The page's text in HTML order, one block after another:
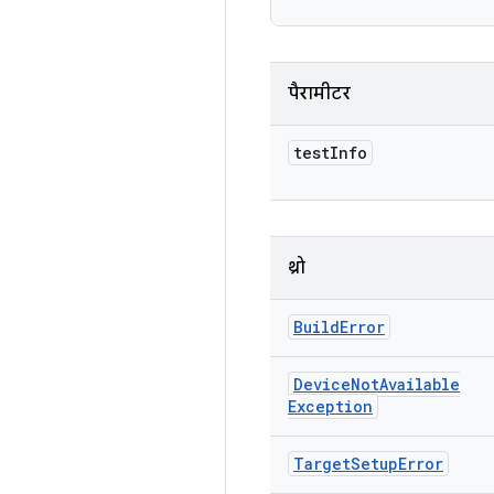
पैरामीटर
testInfo
थ्रो
BuildError
DeviceNotAvailable
Exception
TargetSetupError